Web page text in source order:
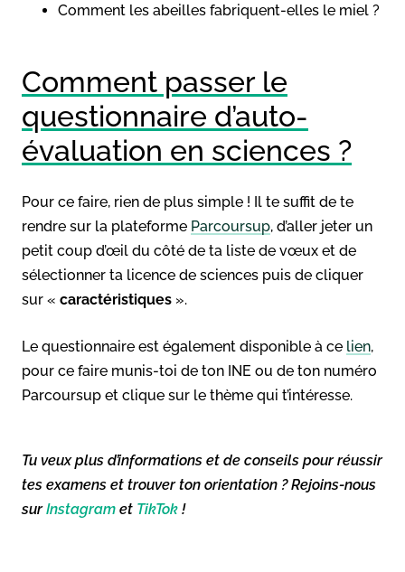
Comment les abeilles fabriquent-elles le miel ?
Comment passer le
questionnaire d’auto-
évaluation en sciences ?
Pour ce faire, rien de plus simple ! Il te suffit de te
rendre sur la plateforme Parcoursup, d’aller jeter un
petit coup d’œil du côté de ta liste de vœux et de
sélectionner ta licence de sciences puis de cliquer
sur « caractéristiques ».
Le questionnaire est également disponible à ce lien,
pour ce faire munis-toi de ton INE ou de ton numéro
Parcoursup et clique sur le thème qui t’intéresse.
Tu veux plus d’informations et de conseils pour réussir
tes examens et trouver ton orientation ? Rejoins-nous
surInstagram et TikTok !